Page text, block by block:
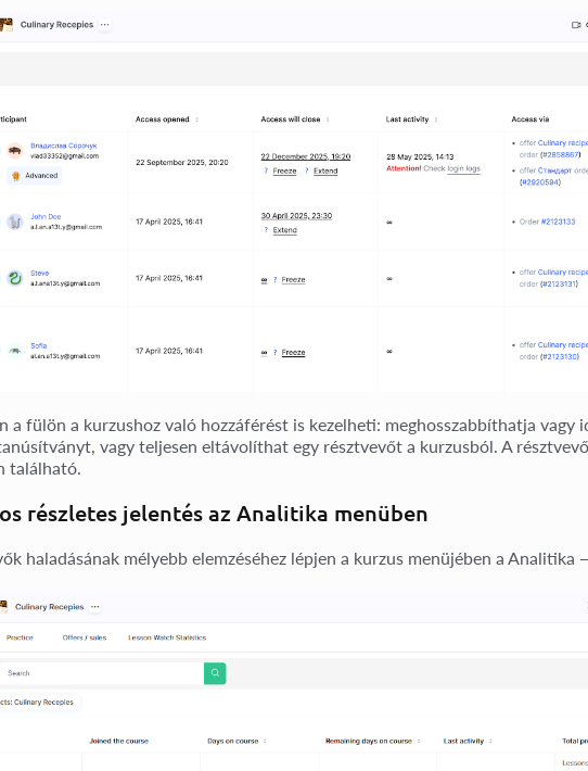
a fülön a kurzushoz való hozzáférést is kezelheti: meghosszabbíthatja vagy
vagy teljesen eltávolíthat egy résztvevőt a kurzusból. A
található.
részletes jelentés az Analitika menüben
haladásának mélyebb elemzéséhez lépjen a kurzus menüjében a Analitika